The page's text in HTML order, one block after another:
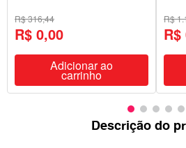
R$ 316,44
R$ 0,00
Adicionar ao
carrinho
R$
R$
Descrição do